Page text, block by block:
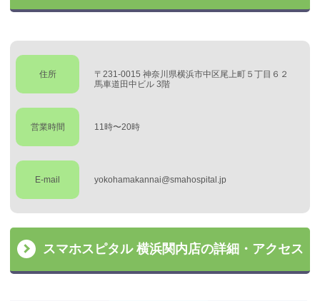
住所
〒231-0015 神奈川県横浜市中区尾上町５丁目６２
馬車道田中ビル 3階
営業時間 11時〜20時
E-mail yokohamakannai@smahospital.jp
スマホスピタル 横浜関内店の詳細・アクセス